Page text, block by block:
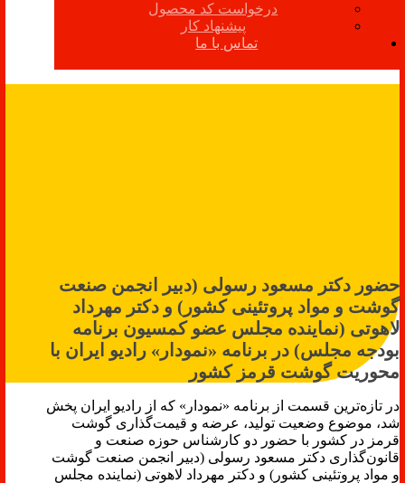
درخواست کد محصول
پیشنهاد کار
تماس با ما
حضور دکتر مسعود رسولی (دبیر انجمن صنعت
گوشت و مواد پروتئینی کشور) و دکتر مهرداد
لاهوتی (نماینده مجلس عضو کمسیون برنامه
بودجه مجلس) در برنامه «نمودار» رادیو ایران با
محوریت گوشت قرمز کشور
در تازه‌ترین قسمت از برنامه «نمودار» که از رادیو ایران پخش
شد، موضوع وضعیت تولید، عرضه و قیمت‌گذاری گوشت
قرمز در کشور با حضور دو کارشناس حوزه صنعت و
قانون‌گذاری دکتر مسعود رسولی (دبیر انجمن صنعت گوشت
و مواد پروتئینی کشور) و دکتر مهرداد لاهوتی (نماینده مجلس